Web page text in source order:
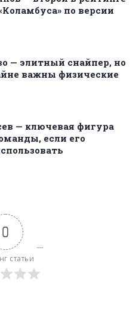
по версии
— элитный снайпер, но
важны физические
— ключевая фигура
если его
0
статьи